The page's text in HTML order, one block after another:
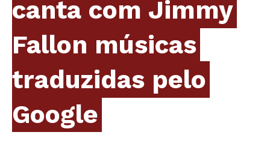
canta com Jimmy
Fallon músicas
traduzidas pelo
Google